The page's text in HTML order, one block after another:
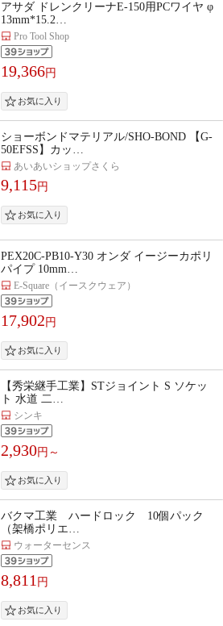
アサダ ドレンクリーナE-150用PCワイヤ φ
13mm*15.2…
Pro Tool Shop
19,366円
ショーボンドマテリアル/SHO-BOND 【G-
50EFSS】カッ…
あいあいショップさくら
9,115円
PEX20C-PB10-Y30 オンダ イージーカポリ
パイプ 10mm…
E-Square（イースクウェア）
17,902 円
【秀栄継手工業】STジョイント S ソケッ
ト 水道 二…
シンキ
2,930円～
バクマ工業 ハードロック 10個パック
（架橋ポリエ…
ウォーターセンス
8,811 円